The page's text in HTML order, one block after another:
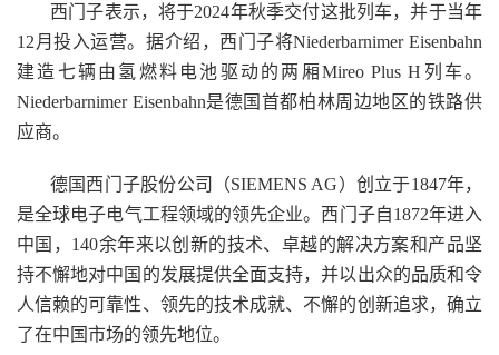
西门子表示，将于2024年秋季交付这批列车，并于当年
12月投入运营。据介绍，西门子将Niederbarnimer Eisenbahn
建造七辆由氢燃料电池驱动的两厢Mireo Plus H列车。
Niederbarnimer Eisenbahn是德国首都柏林周边地区的铁路供
应商。
德国西门子股份公司（SIEMENS AG）创立于1847年，
是全球电子电气工程领域的领先企业。西门子自1872年进入
中国，140余年来以创新的技术、卓越的解决方案和产品坚
持不懈地对中国的发展提供全面支持，并以出众的品质和令
人信赖的可靠性、领先的技术成就、不懈的创新追求，确立
了在中国市场的领先地位。